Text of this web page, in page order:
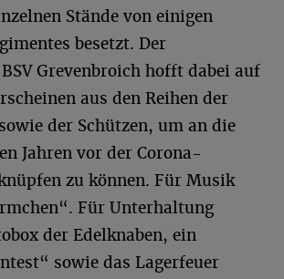
Stände von einigen
besetzt. Der
Grevenbroich hofft dabei auf
aus den Reihen der
der Schützen, um an die
Jahren vor der Corona-
zu können. Für Musik
Für Unterhaltung
der Edelknaben, ein
sowie das Lagerfeuer